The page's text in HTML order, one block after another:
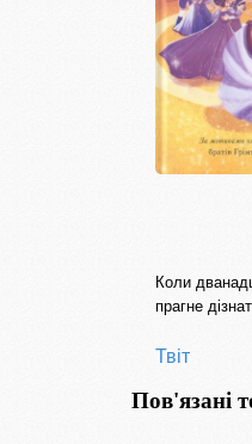
Коли
прагне
Твіт
Пов'язані